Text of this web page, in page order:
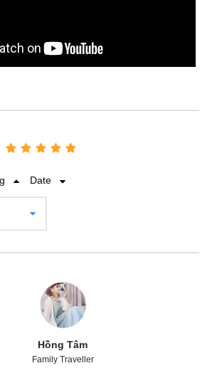
Date
Hồng Tâm
Family Traveller